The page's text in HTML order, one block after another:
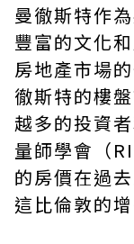
曼徹斯特作
豐富的文化
房地產市場
徹斯特的樓
越多的投資
量師學會（
的房價在過
這比倫敦的